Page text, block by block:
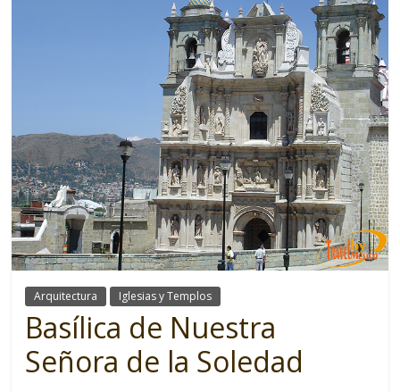
Arquitectura Iglesias y Templos
Basílica de Nuestra
Señora de la Soledad